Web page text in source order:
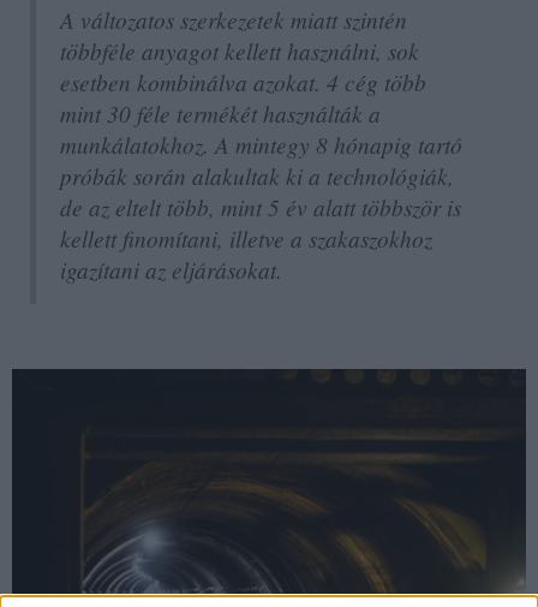
A változatos szerkezetek miatt szintén
többféle anyagot kellett használni, sok
esetben kombinálva azokat. 4 cég több
mint 30 féle termékét használták a
munkálatokhoz. A mintegy 8 hónapig tartó
próbák során alakultak ki a technológiák,
de az eltelt több, mint 5 év alatt többször is
kellett finomítani, illetve a szakaszokhoz
igazítani az eljárásokat.